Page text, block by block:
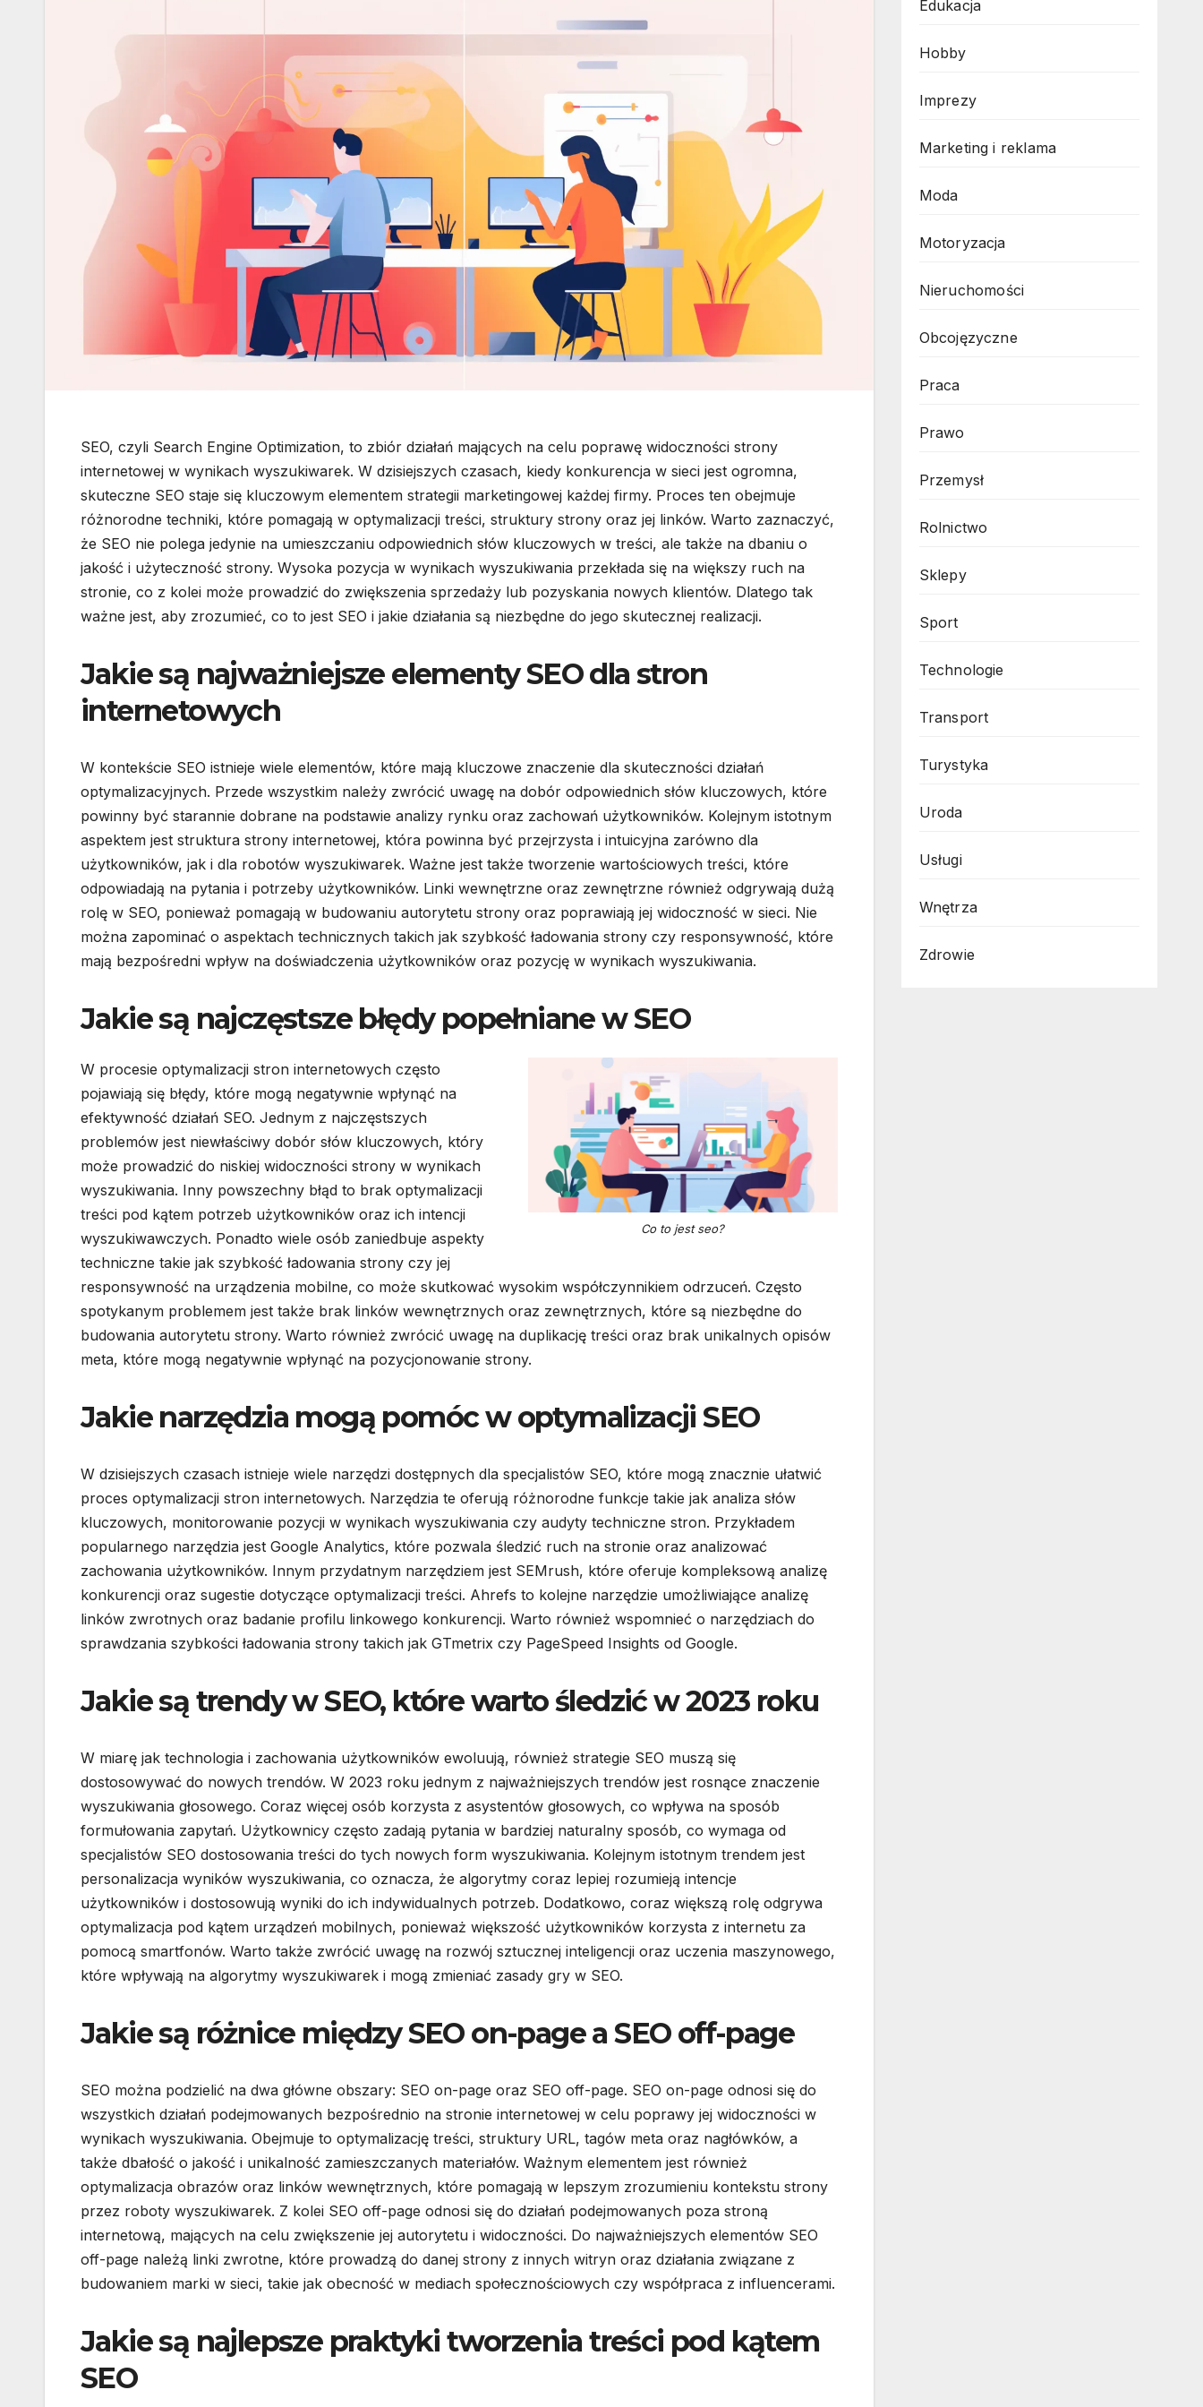
SEO, czyli Search Engine Optimization, to zbiór działań mających na celu poprawę widoczności strony
internetowej w wynikach wyszukiwarek. W dzisiejszych czasach, kiedy konkurencja w sieci jest ogromna,
skuteczne SEO staje się kluczowym elementem strategii marketingowej każdej firmy. Proces ten obejmuje
różnorodne techniki, które pomagają w optymalizacji treści, struktury strony oraz jej linków. Warto zaznaczyć,
że SEO nie polega jedynie na umieszczaniu odpowiednich słów kluczowych w treści, ale także na dbaniu o
jakość i użyteczność strony. Wysoka pozycja w wynikach wyszukiwania przekłada się na większy ruch na
stronie, co z kolei może prowadzić do zwiększenia sprzedaży lub pozyskania nowych klientów. Dlatego tak
ważne jest, aby zrozumieć, co to jest SEO i jakie działania są niezbędne do jego skutecznej realizacji.
Jakie są najważniejsze elementy SEO dla stron
internetowych
W kontekście SEO istnieje wiele elementów, które mają kluczowe znaczenie dla skuteczności działań
optymalizacyjnych. Przede wszystkim należy zwrócić uwagę na dobór odpowiednich słów kluczowych, które
powinny być starannie dobrane na podstawie analizy rynku oraz zachowań użytkowników. Kolejnym istotnym
aspektem jest struktura strony internetowej, która powinna być przejrzysta i intuicyjna zarówno dla
użytkowników, jak i dla robotów wyszukiwarek. Ważne jest także tworzenie wartościowych treści, które
odpowiadają na pytania i potrzeby użytkowników. Linki wewnętrzne oraz zewnętrzne również odgrywają dużą
rolę w SEO, ponieważ pomagają w budowaniu autorytetu strony oraz poprawiają jej widoczność w sieci. Nie
można zapominać o aspektach technicznych takich jak szybkość ładowania strony czy responsywność, które
mają bezpośredni wpływ na doświadczenia użytkowników oraz pozycję w wynikach wyszukiwania.
Jakie są najczęstsze błędy popełniane w SEO
Co to jest seo?
W procesie optymalizacji stron internetowych często
pojawiają się błędy, które mogą negatywnie wpłynąć na
efektywność działań SEO. Jednym z najczęstszych
problemów jest niewłaściwy dobór słów kluczowych, który
może prowadzić do niskiej widoczności strony w wynikach
wyszukiwania. Inny powszechny błąd to brak optymalizacji
treści pod kątem potrzeb użytkowników oraz ich intencji
wyszukiwawczych. Ponadto wiele osób zaniedbuje aspekty
techniczne takie jak szybkość ładowania strony czy jej
responsywność na urządzenia mobilne, co może skutkować wysokim współczynnikiem odrzuceń. Często
spotykanym problemem jest także brak linków wewnętrznych oraz zewnętrznych, które są niezbędne do
budowania autorytetu strony. Warto również zwrócić uwagę na duplikację treści oraz brak unikalnych opisów
meta, które mogą negatywnie wpłynąć na pozycjonowanie strony.
Jakie narzędzia mogą pomóc w optymalizacji SEO
W dzisiejszych czasach istnieje wiele narzędzi dostępnych dla specjalistów SEO, które mogą znacznie ułatwić
proces optymalizacji stron internetowych. Narzędzia te oferują różnorodne funkcje takie jak analiza słów
kluczowych, monitorowanie pozycji w wynikach wyszukiwania czy audyty techniczne stron. Przykładem
popularnego narzędzia jest Google Analytics, które pozwala śledzić ruch na stronie oraz analizować
zachowania użytkowników. Innym przydatnym narzędziem jest SEMrush, które oferuje kompleksową analizę
konkurencji oraz sugestie dotyczące optymalizacji treści. Ahrefs to kolejne narzędzie umożliwiające analizę
linków zwrotnych oraz badanie profilu linkowego konkurencji. Warto również wspomnieć o narzędziach do
sprawdzania szybkości ładowania strony takich jak GTmetrix czy PageSpeed Insights od Google.
Jakie są trendy w SEO, które warto śledzić w 2023 roku
W miarę jak technologia i zachowania użytkowników ewoluują, również strategie SEO muszą się
dostosowywać do nowych trendów. W 2023 roku jednym z najważniejszych trendów jest rosnące znaczenie
wyszukiwania głosowego. Coraz więcej osób korzysta z asystentów głosowych, co wpływa na sposób
formułowania zapytań. Użytkownicy często zadają pytania w bardziej naturalny sposób, co wymaga od
specjalistów SEO dostosowania treści do tych nowych form wyszukiwania. Kolejnym istotnym trendem jest
personalizacja wyników wyszukiwania, co oznacza, że algorytmy coraz lepiej rozumieją intencje
użytkowników i dostosowują wyniki do ich indywidualnych potrzeb. Dodatkowo, coraz większą rolę odgrywa
optymalizacja pod kątem urządzeń mobilnych, ponieważ większość użytkowników korzysta z internetu za
pomocą smartfonów. Warto także zwrócić uwagę na rozwój sztucznej inteligencji oraz uczenia maszynowego,
które wpływają na algorytmy wyszukiwarek i mogą zmieniać zasady gry w SEO.
Jakie są różnice między SEO on-page a SEO off-page
SEO można podzielić na dwa główne obszary: SEO on-page oraz SEO off-page. SEO on-page odnosi się do
wszystkich działań podejmowanych bezpośrednio na stronie internetowej w celu poprawy jej widoczności w
wynikach wyszukiwania. Obejmuje to optymalizację treści, struktury URL, tagów meta oraz nagłówków, a
także dbałość o jakość i unikalność zamieszczanych materiałów. Ważnym elementem jest również
optymalizacja obrazów oraz linków wewnętrznych, które pomagają w lepszym zrozumieniu kontekstu strony
przez roboty wyszukiwarek. Z kolei SEO off-page odnosi się do działań podejmowanych poza stroną
internetową, mających na celu zwiększenie jej autorytetu i widoczności. Do najważniejszych elementów SEO
off-page należą linki zwrotne, które prowadzą do danej strony z innych witryn oraz działania związane z
budowaniem marki w sieci, takie jak obecność w mediach społecznościowych czy współpraca z influencerami.
Jakie są najlepsze praktyki tworzenia treści pod kątem
SEO
Edukacja
Hobby
Imprezy
Marketing i reklama
Moda
Motoryzacja
Nieruchomości
Obcojęzyczne
Praca
Prawo
Przemysł
Rolnictwo
Sklepy
Sport
Technologie
Transport
Turystyka
Uroda
Usługi
Wnętrza
Zdrowie